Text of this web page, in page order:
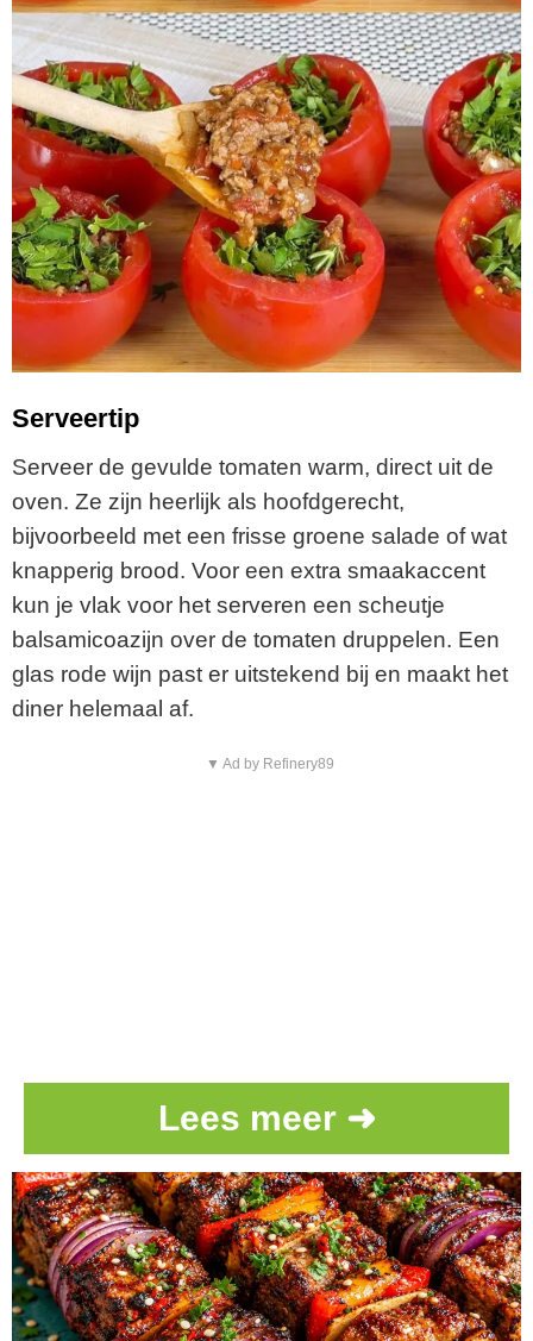
Serveertip
Serveer de gevulde tomaten warm, direct uit de
oven. Ze zijn heerlijk als hoofdgerecht,
bijvoorbeeld met een frisse groene salade of wat
knapperig brood. Voor een extra smaakaccent
kun je vlak voor het serveren een scheutje
balsamicoazijn over de tomaten druppelen. Een
glas rode wijn past er uitstekend bij en maakt het
diner helemaal af.
▼ Ad by Refinery89
Lees meer ➜